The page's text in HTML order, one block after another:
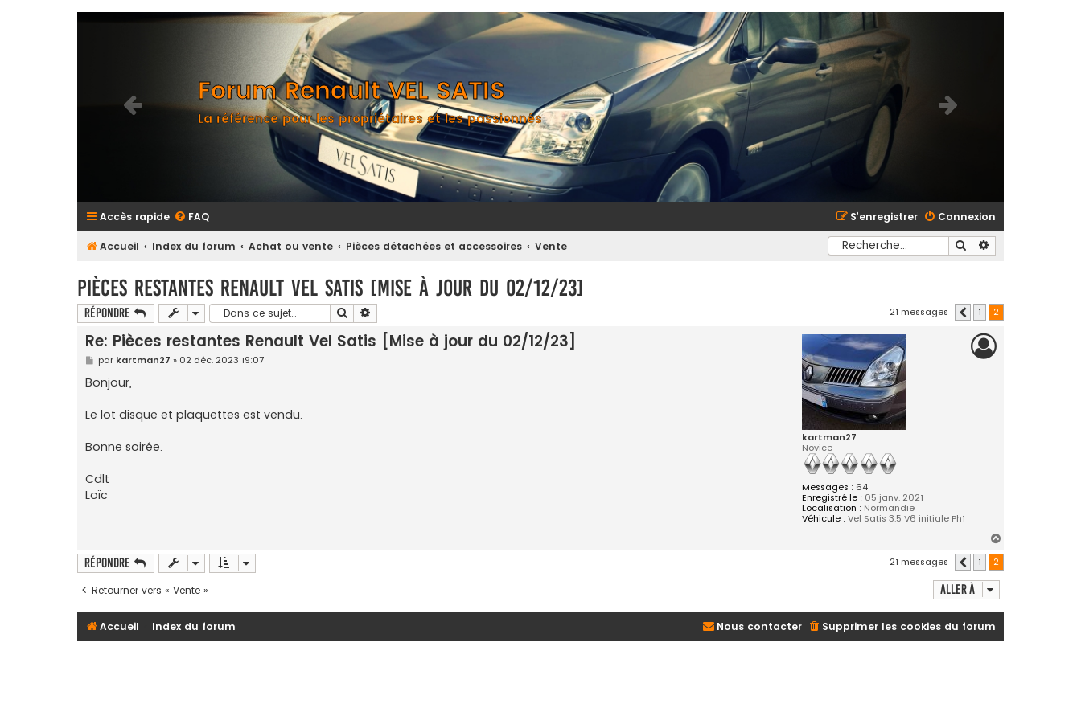
Forum Renault VEL SATIS
La référence pour les propriétaires et les passionnés
Accès rapide FAQ Connexion
S’enregistrer
Accueil Index du forum Achat ou vente Pièces détachées et accessoires Vente Rechercher
Pièces restantes Renault Vel Satis [Mise à jour du 02/12/23]
Répondre Rechercher 21 messages Précédente
1 2
kartman27
Novice
Messages : 64
Enregistré le : 05 janv. 2021
Localisation : Normandie
Véhicule : Vel Satis 3.5 V6 initiale Ph1
Re: Pièces restantes Renault Vel Satis [Mise à jour du 02/12/23]
M
e
s
s
g
e
par kartman27 » 02 déc. 2023 19:07
Bonjour,
Le lot disque et plaquettes est vendu.
Bonne soirée.
Cdlt
Loïc
a
Répondre 21 messages Précédente
1 2
Retourner vers « Vente » Aller à
Accueil Index du forum Supprimer les cookies du forum
Nous contacter